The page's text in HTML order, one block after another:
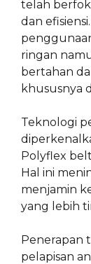
telah
dan
ringan
bertahan
khususnya
Teknologi
Polyflex
Hal ini
menjamin
yang lebih
Penerapan
pelapisan